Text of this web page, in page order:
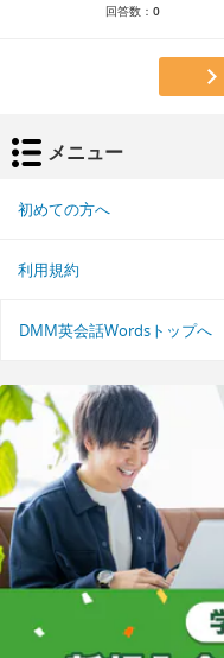
回答数： 0
メニュー
初めての方へ
利用規約
DMM英会話Wordsトップへ